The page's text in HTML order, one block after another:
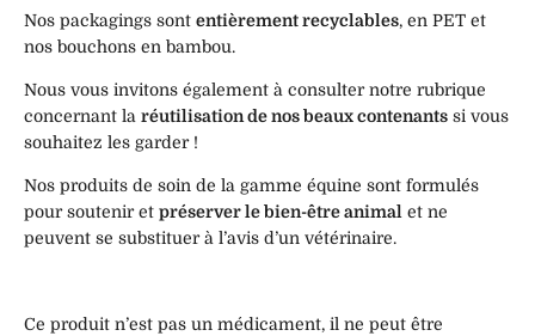
Nos packagings sont entièrement recyclables, en PET et
nos bouchons en bambou.
Nous vous invitons également à consulter notre rubrique
concernant la réutilisation de nos beaux contenants si vous
souhaitez les garder !
Nos produits de soin de la gamme équine sont formulés
pour soutenir et préserver le bien-être animal et ne
peuvent se substituer à l’avis d’un vétérinaire.
Ce produit n’est pas un médicament, il ne peut être